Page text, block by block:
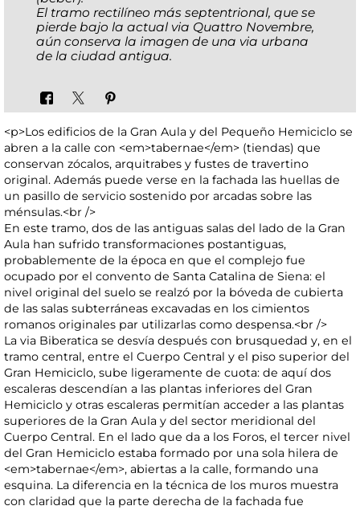
El tramo rectilíneo más septentrional, que se
pierde bajo la actual via Quattro Novembre,
aún conserva la imagen de una via urbana
de la ciudad antigua.
<p>Los edificios de la Gran Aula y del Pequeño Hemiciclo se
abren a la calle con <em>tabernae</em> (tiendas) que
conservan zócalos, arquitrabes y fustes de travertino
original. Además puede verse en la fachada las huellas de
un pasillo de servicio sostenido por arcadas sobre las
ménsulas.<br />
En este tramo, dos de las antiguas salas del lado de la Gran
Aula han sufrido transformaciones postantiguas,
probablemente de la época en que el complejo fue
ocupado por el convento de Santa Catalina de Siena: el
nivel original del suelo se realzó por la bóveda de cubierta
de las salas subterráneas excavadas en los cimientos
romanos originales par utilizarlas como despensa.<br />
La via Biberatica se desvía después con brusquedad y, en el
tramo central, entre el Cuerpo Central y el piso superior del
Gran Hemiciclo, sube ligeramente de cuota: de aquí dos
escaleras descendían a las plantas inferiores del Gran
Hemiciclo y otras escaleras permitían acceder a las plantas
superiores de la Gran Aula y del sector meridional del
Cuerpo Central. En el lado que da a los Foros, el tercer nivel
del Gran Hemiciclo estaba formado por una sola hilera de
<em>tabernae</em>, abiertas a la calle, formando una
esquina. La diferencia en la técnica de los muros muestra
con claridad que la parte derecha de la fachada fue